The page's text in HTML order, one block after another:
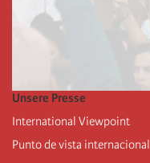
Unsere Presse
International Viewpoint
Punto de vista internacional